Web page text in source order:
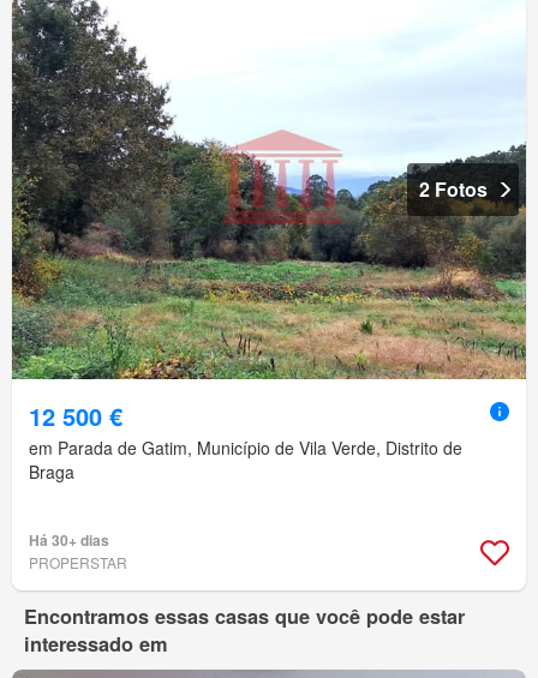
2 Fotos
12 500 €
em Parada de Gatim, Município de Vila Verde, Distrito de
Braga
Há 30+ dias
PROPERSTAR
Encontramos essas casas que você pode estar
interessado em